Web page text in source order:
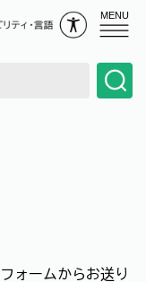
MENU
ォームからお送り